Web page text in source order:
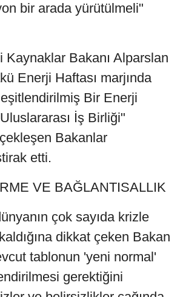
bir arada yürütülmeli"
Kaynaklar Bakanı Alparslan
Enerji Haftası marjında
Bir Enerji
İş Birliği"
Bakanlar
etti.
VE BAĞLANTISALLIK
çok sayıda krizle
dikkat çeken Bakan
tablonun 'yeni normal'
gerektiğini